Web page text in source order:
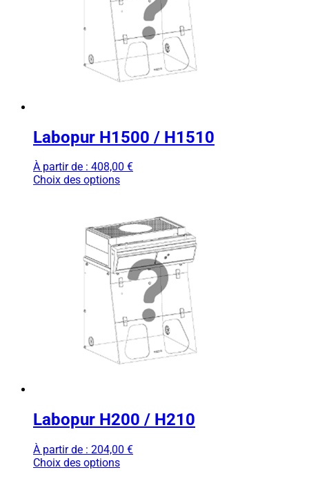
Labopur H1500 / H1510
À partir de : 408,00 €
Choix des options
Labopur H200 / H210
À partir de : 204,00 €
Choix des options